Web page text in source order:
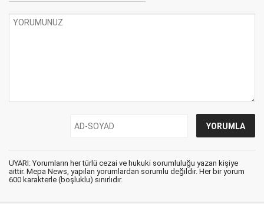
UYARI: Yorumların her türlü cezai ve hukuki sorumluluğu yazan kişiye
aittir. Mepa News, yapılan yorumlardan sorumlu değildir. Her bir yorum
600 karakterle (boşluklu) sınırlıdır.